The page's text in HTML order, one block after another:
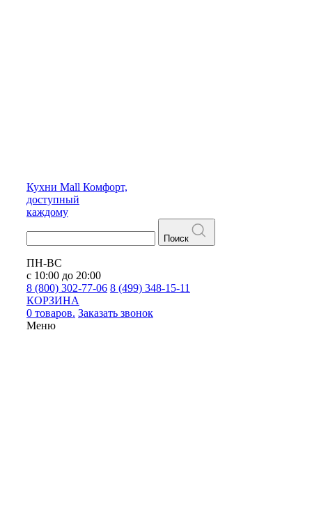
Кухни Mall Комфорт,
доступный
каждому
Поиск
ПН-ВС
с 10:00 до 20:00
8 (800) 302-77-06 8 (499) 348-15-11
КОРЗИНА
0 товаров. Заказать звонок
Меню